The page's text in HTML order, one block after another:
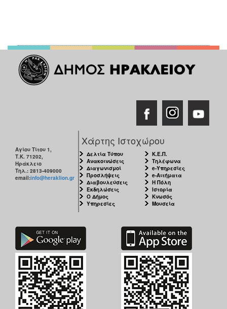
Αγίου Τίτου 1,
Τ.Κ. 71202,
Ηράκλειο
Τηλ.: 2813-409000
email:info@heraklion.gr
Χάρτης Ιστοχώρου
Δελτία Τύπου
Ανακοινώσεις
Διαγωνισμοί
Προσλήψεις
Διαβουλεύσεις
Εκδηλώσεις
Ο Δήμος
Υπηρεσίες
Κ.Ε.Π.
Τηλέφωνα
e-Υπηρεσίες
e-Αιτήματα
Η Πόλη
Ιστορία
Κνωσός
Μουσεία